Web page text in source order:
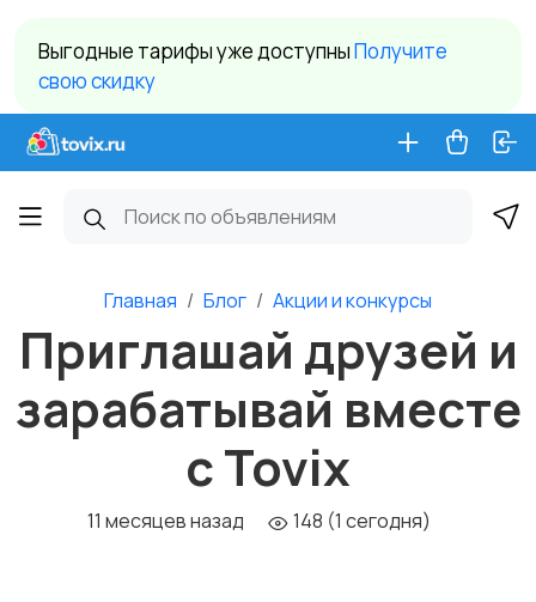
Выгодные тарифы уже доступныПолучите
свою скидку
Главная Блог Акции и конкурсы
Приглашай друзей и
зарабатывай вместе
с Tovix
11 месяцев назад 148 (1 сегодня)